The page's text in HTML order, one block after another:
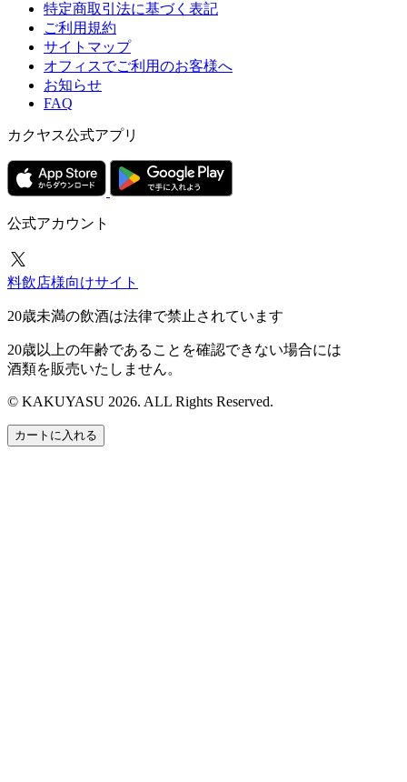
特定商取引法に基づく表記
ご利用規約
サイトマップ
オフィスでご利用のお客様へ
お知らせ
FAQ
カクヤス公式アプリ
公式アカウント
料飲店様向けサイト
20歳未満の飲酒は法律で禁止されています
20歳以上の年齢であることを確認できない場合には
酒類を販売いたしません。
© KAKUYASU 2026. ALL Rights Reserved.
カートに入れる